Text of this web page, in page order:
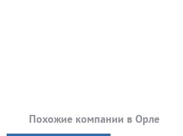
Похожие компании в Орле